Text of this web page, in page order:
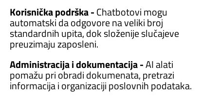
Korisnička podrška -Chatbotovi mogu
automatski da odgovore na veliki broj
standardnih upita, dok složenije slučajeve
preuzimaju zaposleni.
Administracija i dokumentacija -AI alati
pomažu pri obradi dokumenata, pretrazi
informacija i organizaciji poslovnih podataka.